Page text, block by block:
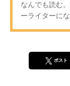
なんでも読む
ーライターにな
ポスト